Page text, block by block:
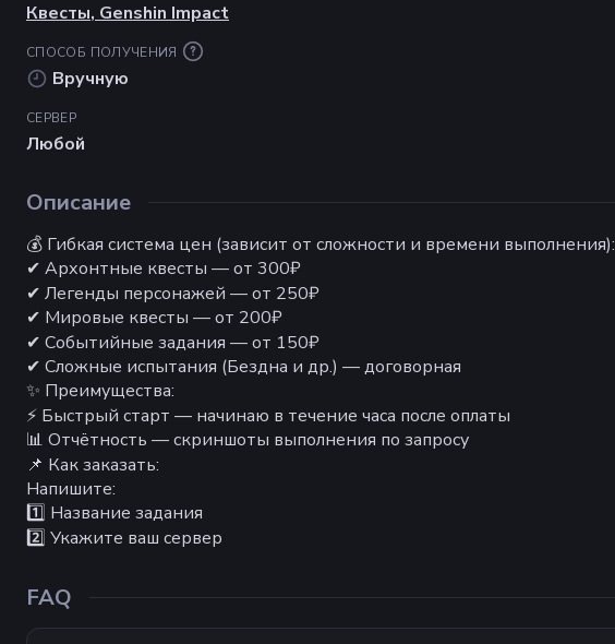
Квесты, Genshin Impact
СПОСОБ ПОЛУЧЕНИЯ
Вручную
СЕРВЕР
Любой
Описание
💰 Гибкая система цен (зависит от сложности и времени выполнения):
✔ Архонтные квесты — от 300₽
✔ Легенды персонажей — от 250₽
✔ Мировые квесты — от 200₽
✔ Событийные задания — от 150₽
✔ Сложные испытания (Бездна и др.) — договорная
✨ Преимущества:
⚡ Быстрый старт — начинаю в течение часа после оплаты
📊 Отчётность — скриншоты выполнения по запросу
📌 Как заказать:
Напишите:
1️⃣ Название задания
2️⃣ Укажите ваш сервер
FAQ